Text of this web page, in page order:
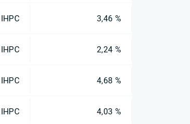
IHPC 3,46 %
IHPC 2,24 %
IHPC 4,68 %
IHPC 4,03 %